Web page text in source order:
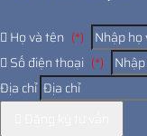
Họ và tên (*)
Số điện thoại (*)
Địa chỉ